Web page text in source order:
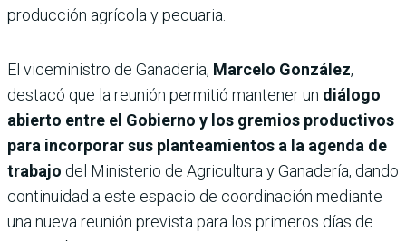
producción agrícola y pecuaria.
El viceministro de Ganadería, Marcelo González,
destacó que la reunión permitió mantener un diálogo
abierto entre el Gobierno y los gremios productivos
para incorporar sus planteamientos a la agenda de
trabajo del Ministerio de Agricultura y Ganadería, dando
continuidad a este espacio de coordinación mediante
una nueva reunión prevista para los primeros días de